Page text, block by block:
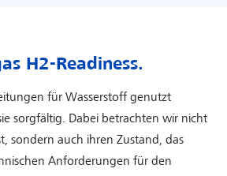
H2-Readiness.
für Wasserstoff genutzt
sorgfältig. Dabei betrachten wir nicht
sondern auch ihren Zustand, das
Anforderungen für den